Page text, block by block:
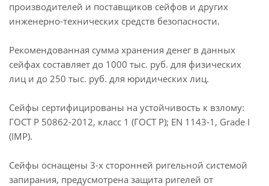
производителей и поставщиков сейфов и других
инженерно-технических средств безопасности.
Рекомендованная сумма хранения денег в данных
сейфах составляет до 1000 тыс. руб. для физических
лиц и до 250 тыс. руб. для юридических лиц.
Сейфы сертифицированы на устойчивость к взлому:
ГОСТ Р 50862-2012, класс 1 (ГОСТ Р); EN 1143-1, Grade I
(IMP).
Сейфы оснащены 3-х сторонней ригельной системой
запирания, предусмотрена защита ригелей от